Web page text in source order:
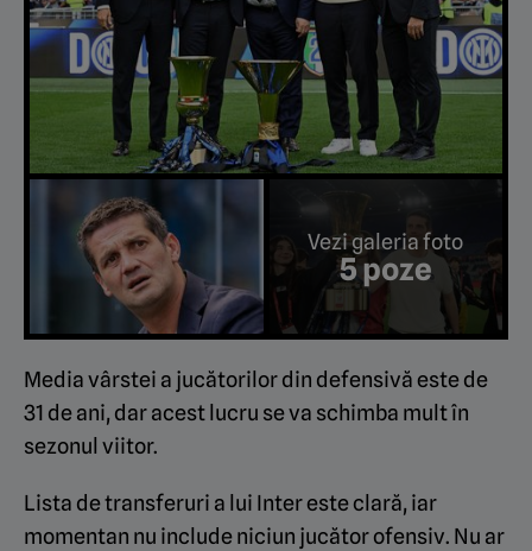
Vezi galeria foto
5 poze
Media vârstei a jucătorilor din defensivă este de
31 de ani, dar acest lucru se va schimba mult în
sezonul viitor.
Lista de transferuri a lui Inter este clară, iar
momentan nu include niciun jucător ofensiv. Nu ar